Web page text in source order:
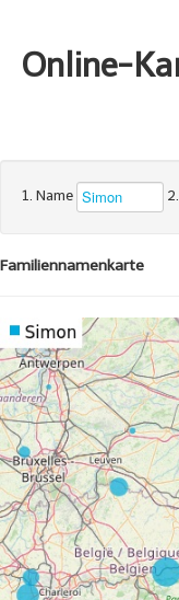
Online-
1. Name
Familiennamenkarte